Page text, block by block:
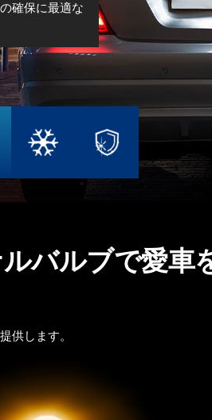
確保に最適な
バルブで愛車
供します。